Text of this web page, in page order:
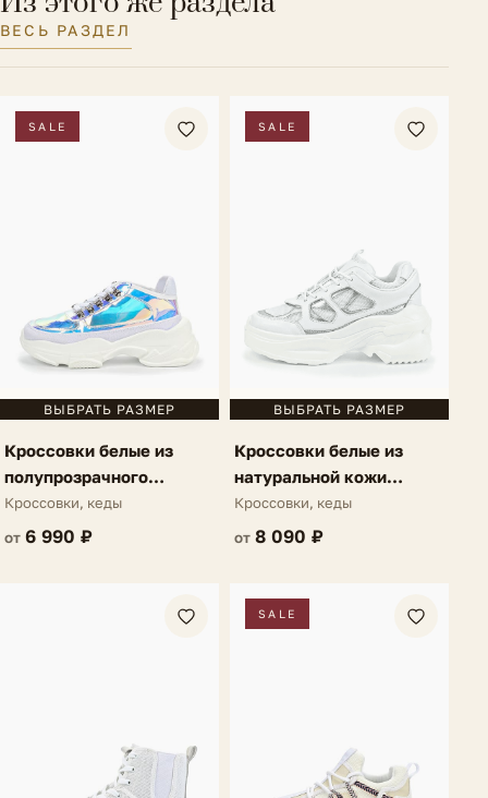
ВЕСЬ РАЗДЕЛ
SALE
ВЫБРАТЬ РАЗМЕР
Кроссовки белые из
полупрозрачного
материала Garcelle
Кроссовки, кеды
от 6 990 ₽
SALE
ВЫБРАТЬ РАЗМЕР
Кроссовки белые из
натуральной кожи
Villarosa
Кроссовки, кеды
от8 090 ₽
SALE